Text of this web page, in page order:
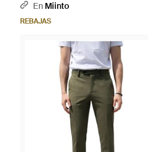
En Miinto
REBAJAS